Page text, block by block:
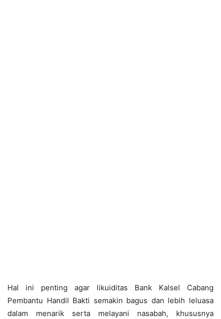
Hal ini penting agar likuiditas Bank Kalsel Cabang
Pembantu Handil Bakti semakin bagus dan lebih leluasa
dalam menarik serta melayani nasabah, khususnya